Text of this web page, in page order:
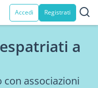
Accedi Registrati
a
associazioni